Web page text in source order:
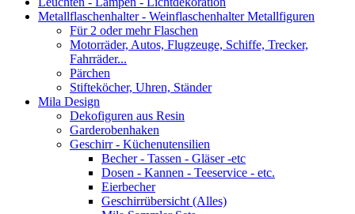
Metallflaschenhalter - Weinflaschenhalter Metallfiguren
Für 2 oder mehr Flaschen
Motorräder, Autos, Flugzeuge, Schiffe, Trecker,
Fahrräder...
Pärchen
Stifteköcher, Uhren, Ständer
Mila Design
Dekofiguren aus Resin
Garderobenhaken
Geschirr - Küchenutensilien
Becher - Tassen - Gläser -etc
Dosen - Kannen - Teeservice - etc.
Eierbecher
Geschirrübersicht (Alles)